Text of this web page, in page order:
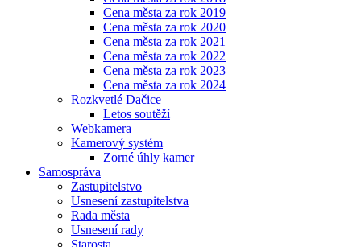
Cena města za rok 2019
Cena města za rok 2020
Cena města za rok 2021
Cena města za rok 2022
Cena města za rok 2023
Cena města za rok 2024
Rozkvetlé Dačice
Letos soutěží
Webkamera
Kamerový systém
Zorné úhly kamer
Samospráva
Zastupitelstvo
Usnesení zastupitelstva
Rada města
Usnesení rady
Starosta